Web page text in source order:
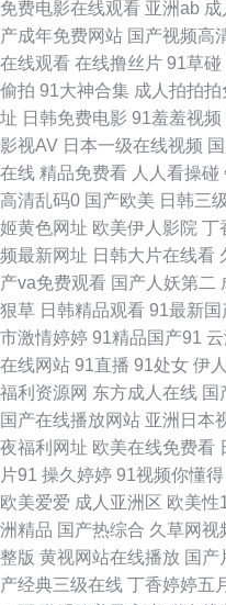
97超碰总站 第一导航福利网 激情
费 色人网 午夜丁香 中国第一毛
成人18福利在线观看 国产一区二
野外不卡 青青青爽视频在线观看
国在线观看 91n福利姬视频 91猫
利视频在线播放 蜜桃视频在线免
91黄色的 91色色网页观看在线
机精品 青青河边草好剧免费看
美女 白丝美女在线观看 国产精
星空免费观看版 91艹 91要在线
欧美性交美女 色戒高清 666影视
免费电影在线观看 亚洲ab
产成年免费网站 国产视频高
在线观看 在线撸丝片 91草碰
偷拍 91大神合集 成人拍拍拍
址 日韩免费电影 91羞羞视频
影视AV 日本一级在线视频
在线 精品免费看 人人看操碰
高清乱码0 国产欧美 日韩三
姬黄色网址 欧美伊人影院 丁
频最新网址 日韩大片在线看
产va免费观看 国产人妖第二
狠草 日韩精品观看 91最新国
市激情婷婷 91精品国产91
在线网站 91直播 91处女 伊
福利资源网 东方成人在线 国
国产在线播放网站 亚洲日本
夜福利网址 欧美在线免费看
片91 操久婷婷 91视频你懂得
欧美爱爱 成人亚洲区 欧美性
洲精品 国产热综合 久草网视
整版 黄视网站在线播放 国产
产经典三级在线 丁香婷婷五